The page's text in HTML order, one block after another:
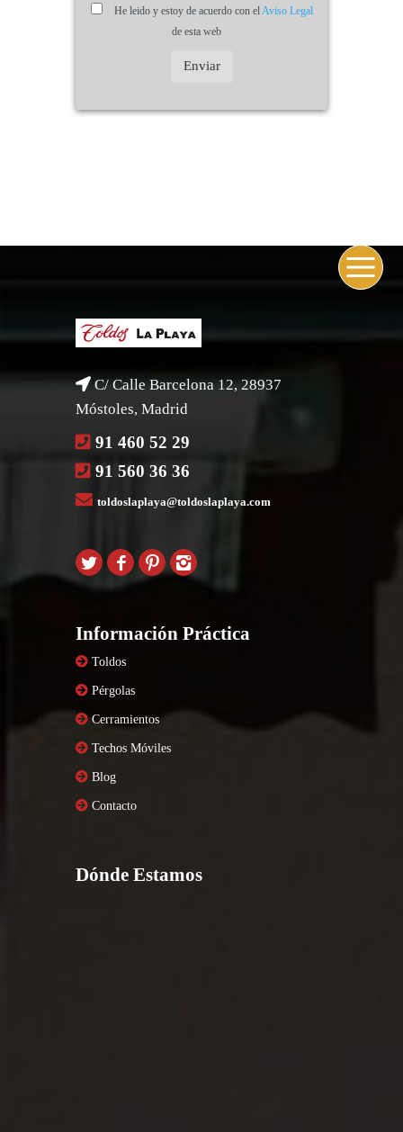
He leido y estoy de acuerdo con elAviso Legal
de esta web
C/ Calle Barcelona 12, 28937
Móstoles, Madrid
91 460 52 29
91 560 36 36
toldoslaplaya@toldoslaplaya.com
Información Práctica
Toldos
Pérgolas
Cerramientos
Techos Móviles
Blog
Contacto
Dónde Estamos